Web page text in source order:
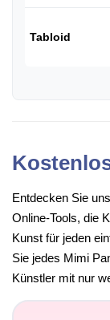
Tabloid
Entdecken Sie
Online-Tools, die
Kunst für jeden
Sie jedes Mimi
Künstler mit nur